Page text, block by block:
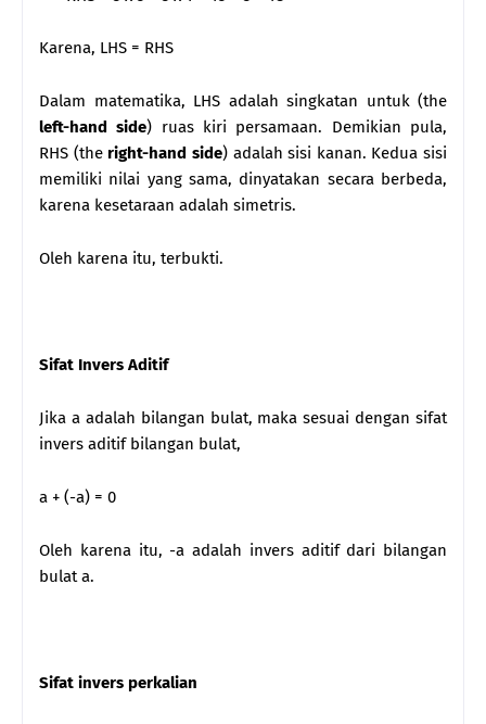
Karena, LHS = RHS
Dalam matematika, LHS adalah singkatan untuk (the
left-hand side) ruas kiri persamaan. Demikian pula,
RHS (the right-hand side) adalah sisi kanan. Kedua sisi
memiliki nilai yang sama, dinyatakan secara berbeda,
karena kesetaraan adalah simetris.
Oleh karena itu, terbukti.
Sifat Invers Aditif
Jika a adalah bilangan bulat, maka sesuai dengan sifat
invers aditif bilangan bulat,
a + (-a) = 0
Oleh karena itu, -a adalah invers aditif dari bilangan
bulat a.
Sifat invers perkalian